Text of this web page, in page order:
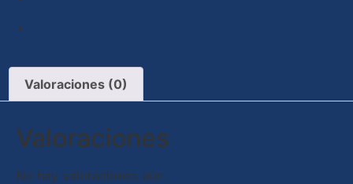
Valoraciones (0)
Valoraciones
No hay valoraciones aún.